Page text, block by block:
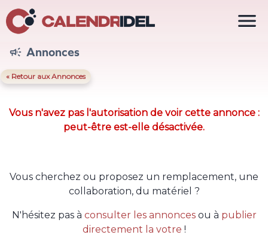
 Annonces
« Retour aux Annonces
Vous n'avez pas l'autorisation de voir cette annonce :
peut-être est-elle désactivée.
Vous cherchez ou proposez un remplacement, une
collaboration, du matériel ?
N'hésitez pas à consulter les annoncesou à publier
directement la votre !
